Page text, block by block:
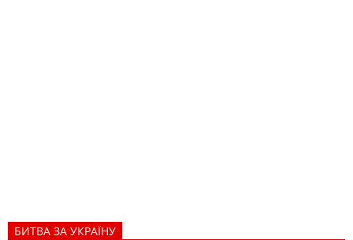
БИТВА ЗА УКРАЇНУ